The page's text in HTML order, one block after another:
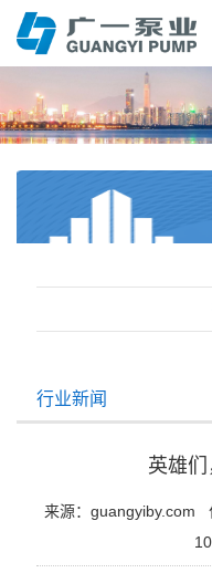
行业新闻
英雄
来源：guangyiby.com